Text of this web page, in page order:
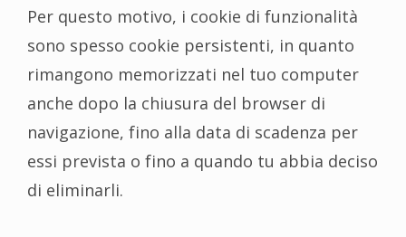
Per questo motivo, i cookie di funzionalità
sono spesso cookie persistenti, in quanto
rimangono memorizzati nel tuo computer
anche dopo la chiusura del browser di
navigazione, fino alla data di scadenza per
essi prevista o fino a quando tu abbia deciso
di eliminarli.